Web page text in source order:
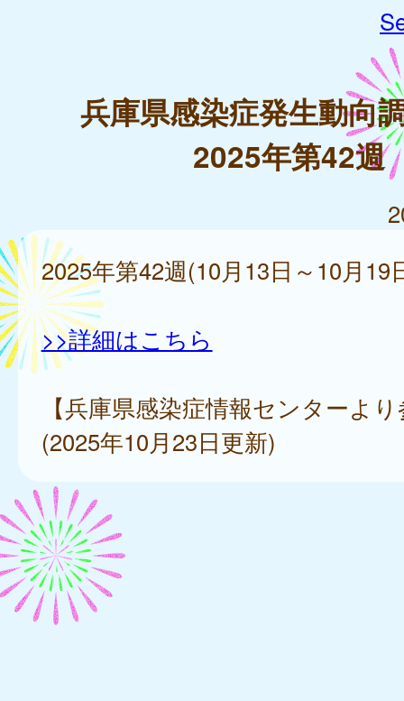
兵庫県感染症発生動向
2025年第42週
2025年第42週(10月13日～10月19
>>詳細はこちら
【兵庫県感染症情報センターよ
(2025年10月23日更新)